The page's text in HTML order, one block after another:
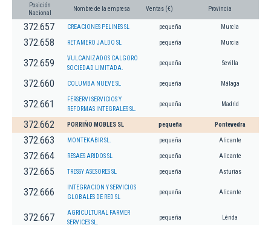
Posición
Nacional
Nombre de la empresa Ventas (€) Provincia
372.657 CREACIONES PELINES SL pequeña Murcia
372.658 RETAMERO JALDO SL pequeña Murcia
372.659
VULCANIZADOS CALGORO
SOCIEDAD LIMITADA.
pequeña Sevilla
372.660 COLUMBA NUEVE SL pequeña Málaga
372.661
FERSERVI SERVICIOS Y
REFORMAS INTEGRALES SL.
pequeña Madrid
372.662 PORRIÑO MOBLES SL pequeña Pontevedra
372.663 MONTEKABIR SL. pequeña Alicante
372.664 RESAES ARIDOS SL pequeña Alicante
372.665 TRESSY ASESORES SL pequeña Asturias
372.666
INTEGRACION Y SERVICIOS
GLOBALES DE RED SL
pequeña Alicante
372.667
AGRICULTURAL FARMER
SERVICES SL.
pequeña Lérida